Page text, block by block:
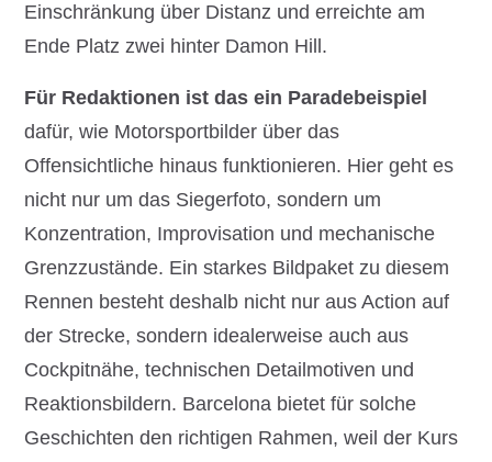
Einschränkung über Distanz und erreichte am
Ende Platz zwei hinter Damon Hill.
Für Redaktionen ist das ein Paradebeispiel
dafür, wie Motorsportbilder über das
Offensichtliche hinaus funktionieren. Hier geht es
nicht nur um das Siegerfoto, sondern um
Konzentration, Improvisation und mechanische
Grenzzustände. Ein starkes Bildpaket zu diesem
Rennen besteht deshalb nicht nur aus Action auf
der Strecke, sondern idealerweise auch aus
Cockpitnähe, technischen Detailmotiven und
Reaktionsbildern. Barcelona bietet für solche
Geschichten den richtigen Rahmen, weil der Kurs